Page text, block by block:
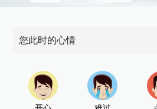
您此时的心情